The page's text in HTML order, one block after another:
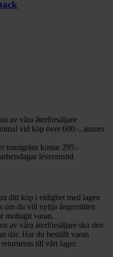
av våra återförsäljare
vid köp över 600:-, annars
tomtgräns kostar 295:-
leveranstid
ditt köp i enlighet med lagen
om du vill nyttja ångerrätten
mottagit varan.
av våra återförsäljare ska den
där. Har du beställt varan
till vårt lager.